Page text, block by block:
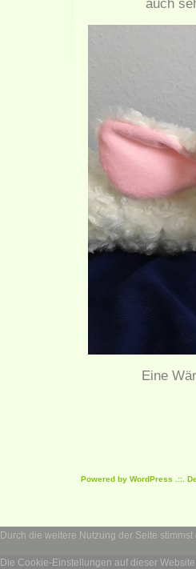
auch
Eine
Powered by WordPress .::.
Durch die weitere Nutzung der Seite
Die Cookie-Einstellungen auf dieser